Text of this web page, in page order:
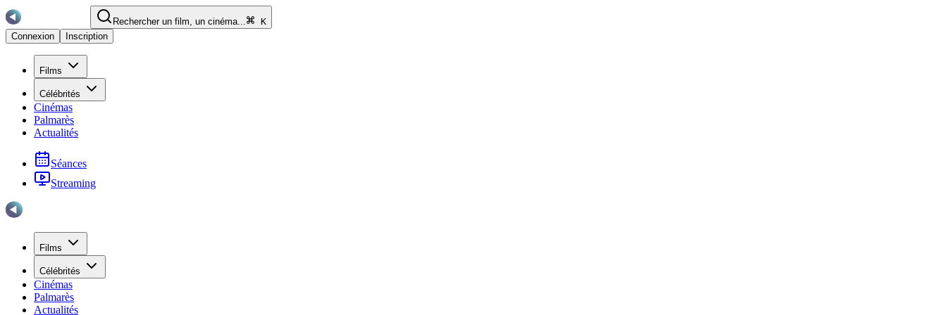
Rechercher un film, un cinéma...
K
Connexion
Inscription
Films
Célébrités
Cinémas
Palmarès
Actualités
Séances
Streaming
Films
Célébrités
Cinémas
Palmarès
Actualités